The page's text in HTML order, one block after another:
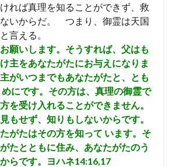
れば真理を知ることができず、救
いからだ。 つまり、御霊は天国
言える。
願いします。そうすれば、父はも
主をあなたがたにお与えになりま
がいつまでもあなたがたと、とも
にです。その方は、真理の御霊で
を受け入れることができません。
もせず、知りもしないからです。
がたはその方を知って います。そ
たとともに住み、あなたがたのう
らです。
ヨハネ14:16,17